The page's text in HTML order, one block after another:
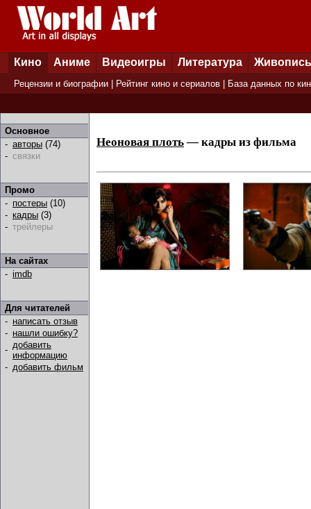
Кино Аниме Видеоигры Литература Живопись
Рецензии и биографии Рейтинг кино и сериалов База данных по
Основное
- авторы (74)
- связки
Промо
- постеры (10)
- кадры (3)
- трейлеры
На сайтах
- imdb
Для читателей
- написать отзыв
- нашли ошибку?
- добавить
информацию
- добавить фильм
Неоновая плоть— кадры из фильма